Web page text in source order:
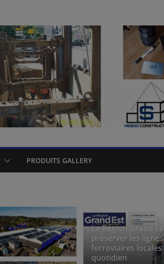
PRODUITS GALLERY
La Région Grand
préserver les lignes
ferroviaires locales
quotidien